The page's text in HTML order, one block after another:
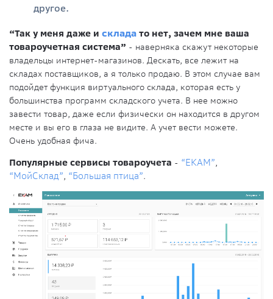
другое.
“Так у меня даже и склада то нет, зачем мне ваша
товароучетная система” - наверняка скажут некоторые
владельцы интернет-магазинов. Дескать, все лежит на
складах поставщиков, а я только продаю. В этом случае вам
подойдет функция виртуального склада, которая есть у
большинства программ складского учета. В нее можно
завести товар, даже если физически он находится в другом
месте и вы его в глаза не видите. А учет вести можете.
Очень удобная фича.
Популярные сервисы товароучета - “ЕКАМ”,
“МойСклад”, “Большая птица”.